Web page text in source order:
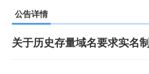
GEO
AI客服
公告详情
关于历史存量域名要求实名